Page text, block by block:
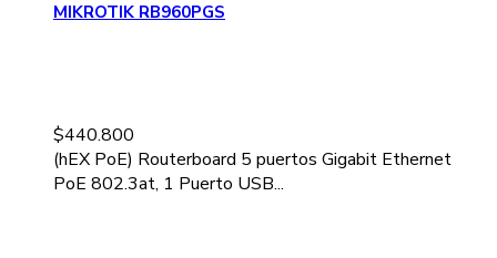
MIKROTIK RB960PGS
$440.800
(hEX PoE) Routerboard 5 puertos Gigabit Ethernet
PoE 802.3at, 1 Puerto USB...